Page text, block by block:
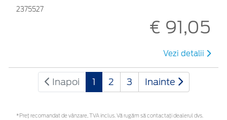
2375527
€ 91,05
Vezi detalii
Inapoi 1 2 3 Inainte
*Preţ recomandat de vânzare, TVA inclus. Vă rugăm să contactaţi dealerul dvs.